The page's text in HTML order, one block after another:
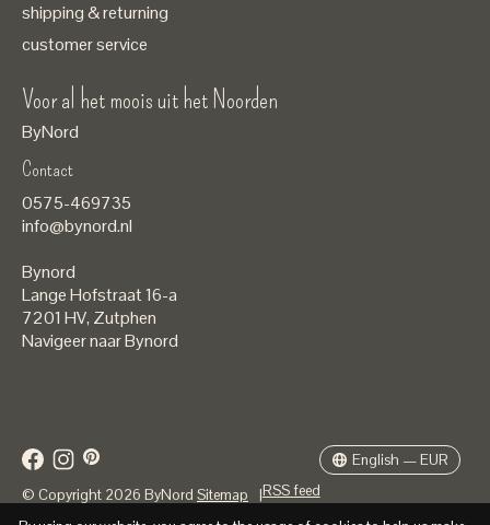
shipping & returning
customer service
Voor al het moois uit het Noorden
ByNord
Contact
0575-469735
info@bynord.nl
Bynord
Lange Hofstraat 16-a
7201 HV, Zutphen
Navigeer naar Bynord
© Copyright 2026 ByNord Sitemap |RSS feed
English — EUR